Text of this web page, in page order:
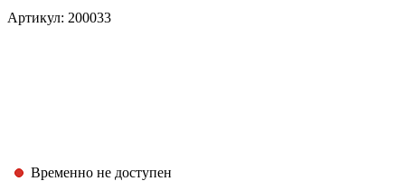
Артикул: 200033
Временно не доступен